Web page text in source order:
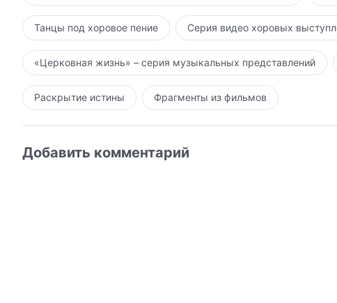
Танцы под хоровое пение Серия видео хоровых
«Церковная жизнь» – серия музыкальных представлений
Раскрытие истины Фрагменты из фильмов
Добавить комментарий